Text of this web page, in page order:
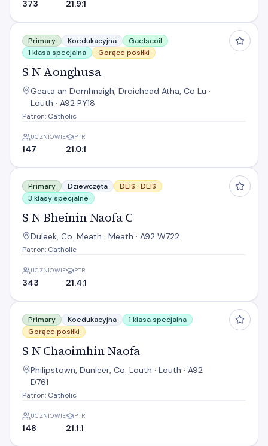
373 21.9:1
S N Aonghusa
Primary Koedukacyjna
Gaelscoil
1 klasa specjalna
Gorące posiłki
S N Aonghusa
Geata an Domhnaigh, Droichead Atha, Co Lu ·
Louth · A92 PY18
Patron: Catholic
UCZNIOWIE
147
PTR
21.0:1
S N Bheinin Naofa C
Primary Dziewczęta DEIS · DEIS
3 klasy specjalne
S N Bheinin Naofa C
Duleek, Co. Meath · Meath · A92 W722
Patron: Catholic
UCZNIOWIE
343
PTR
21.4:1
S N Chaoimhin Naofa
Primary Koedukacyjna
1 klasa specjalna
Gorące posiłki
S N Chaoimhin Naofa
Philipstown, Dunleer, Co. Louth · Louth · A92
D761
Patron: Catholic
UCZNIOWIE
148
PTR
21.1:1